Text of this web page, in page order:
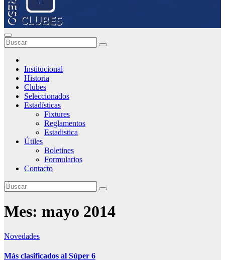
Institucional
Historia
Clubes
Seleccionados
Estadísticas
Fixtures
Reglamentos
Estadistica
Útiles
Boletines
Formularios
Contacto
Mes: mayo 2014
Novedades
Más clasificados al Súper 6